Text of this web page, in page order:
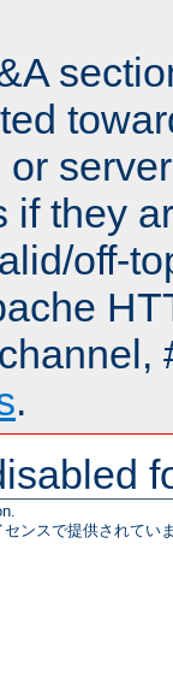
if they
off-
.
センスで提供されてい